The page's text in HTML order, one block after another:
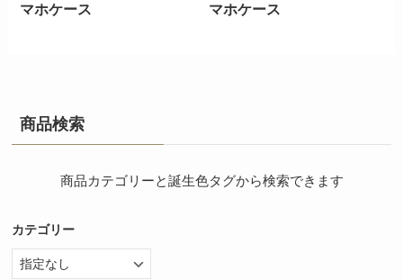
マホケース
マホケース
商品検索
商品カテゴリーと誕生色タグから検索できます
カテゴリー